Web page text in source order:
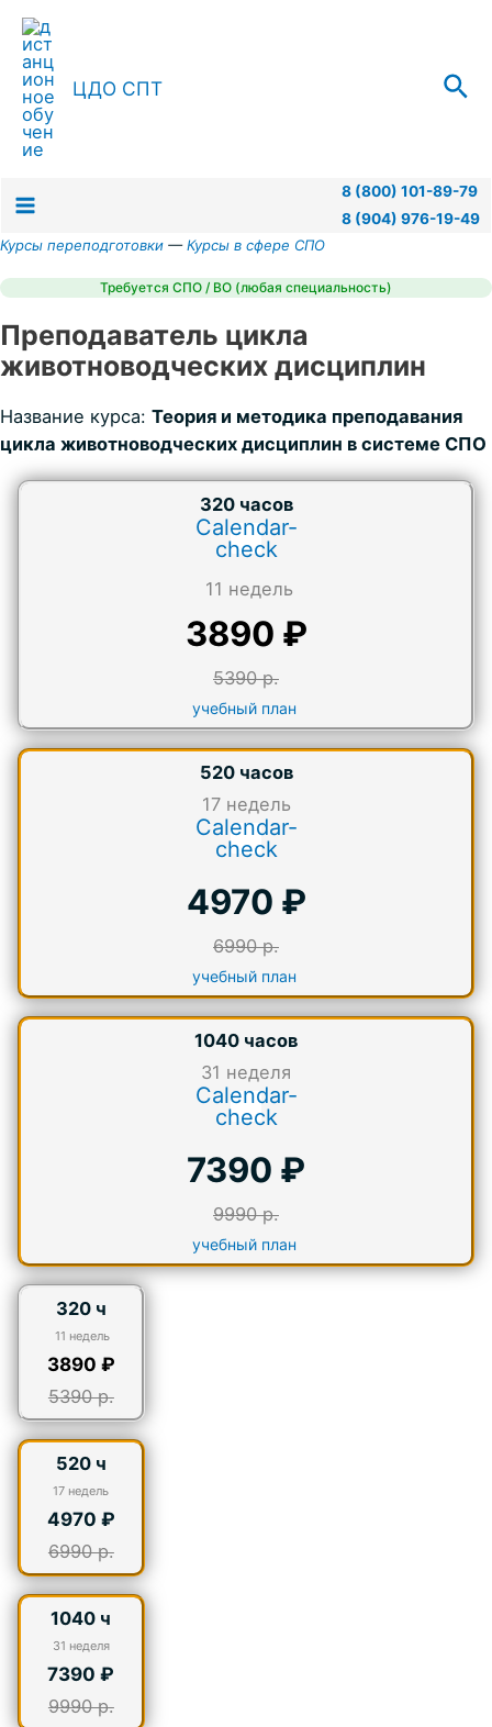
Перейти
содержимому
ЦДО СПТ
Menu
8 (800) 101-89-79
8 (904) 976-19-49
Курсы переподготовки —Курсы в сфере СПО
Требуется СПО / ВО (любая специальность)
Преподаватель цикла
животноводческих дисциплин
Название курса: Теория и методика преподавания
цикла животноводческих дисциплин в системе СПО
320 часов
Calendar-
check
11 недель
3890 ₽
5390 р.
учебный план
520 часов
17недель
Calendar-
check
4970 ₽
6990 р.
учебный план
1040 часов
31 неделя
Calendar-
check
7390 ₽
9990 р.
учебный план
320 ч
11 недель
3890 ₽
5390 р.
520 ч
17 недель
4970 ₽
6990 р.
1040 ч
31 неделя
7390 ₽
9990 р.